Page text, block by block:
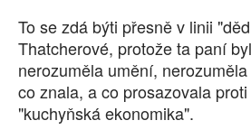
To se zdá býti přesně v linii
Thatcherové, protože ta paní
nerozuměla umění,
co znala, a co prosazovala
"kuchyňská ekonomika".